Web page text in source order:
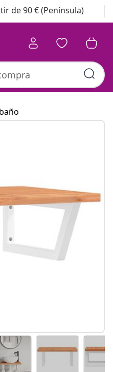
de 90 € (Península)